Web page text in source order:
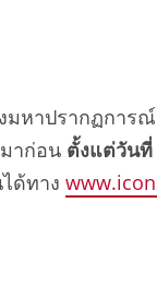
หาปรากฏการ
าก่อน ตั้งแต่วันที่
ด้ทาง